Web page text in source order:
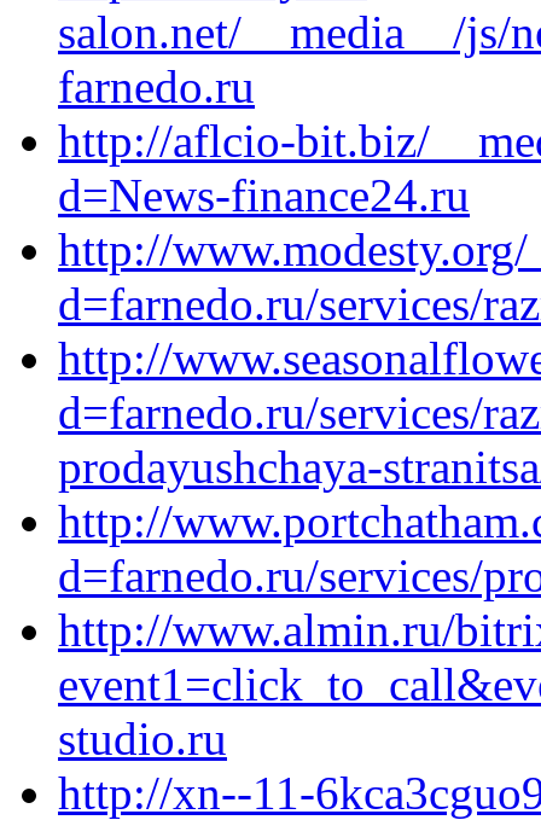
salon.net/__media__/js/
farnedo.ru
http://aflcio-bit.biz/
d=News-finance24.ru
http://
d=farnedo.ru/services/
http://
d=farnedo.ru/services/
prodayushchaya-
http://
d=farnedo.ru/services/
http://www.almin.ru/
studio.ru
http://xn--11-